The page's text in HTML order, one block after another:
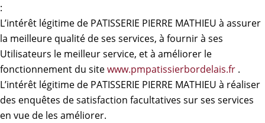
:
L’intérêt légitime de PATISSERIE PIERRE MATHIEU à assurer
la meilleure qualité de ses services, à fournir à ses
Utilisateurs le meilleur service, et à améliorer le
fonctionnement du sitewww.pmpatissierbordelais.fr .
L’intérêt légitime de PATISSERIE PIERRE MATHIEU à réaliser
des enquêtes de satisfaction facultatives sur ses services
en vue de les améliorer.